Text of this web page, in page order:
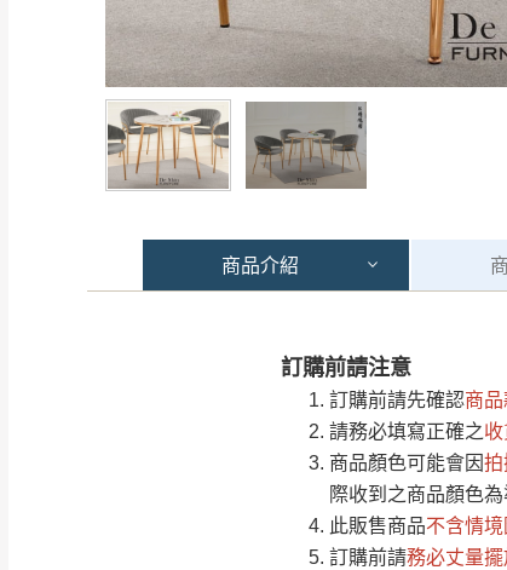
商品介紹
訂購前請注意
訂購前請先確認商
請務必填寫正確之
商品顏色可能會因拍
際收到之商品顏色為
此販售商品不含情
訂購前請務必丈量
桌面 採用天然原石另加
腳座 防鏽鐵管電鍍處理
運送地
注意事項：
由於品項繁
認商品是否
若商品價格或庫
接單後二日
（線上客服